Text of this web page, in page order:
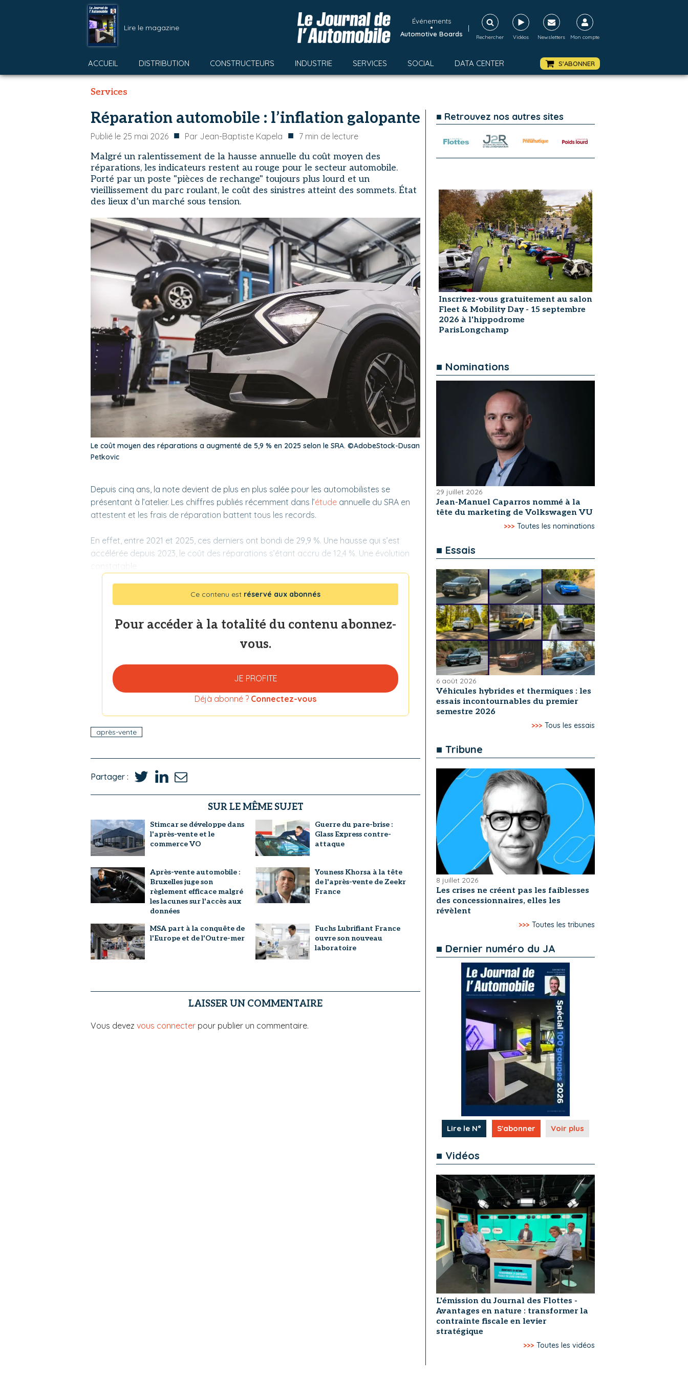
Lire le magazine
Événements
•
Automotive Boards
|
Rechercher Vidéos Newsletters Mon compte
ACCUEIL DISTRIBUTION CONSTRUCTEURS INDUSTRIE SERVICES SOCIAL DATA CENTER S'ABONNER
Services
Réparation automobile : l’inflation galopante
Publié le 25 mai 2026 ■ Par Jean-Baptiste Kapela ■ 7 min de lecture
Malgré un ralentissement de la hausse annuelle du coût moyen des
réparations, les indicateurs restent au rouge pour le secteur automobile.
Porté par un poste "pièces de rechange" toujours plus lourd et un
vieillissement du parc roulant, le coût des sinistres atteint des sommets. État
des lieux d’un marché sous tension.
Le coût moyen des réparations a augmenté de 5,9 % en 2025 selon le SRA. ©AdobeStock-Dusan
Petkovic
Depuis cinq ans, la note devient de plus en plus salée pour les automobilistes se
présentant à l’atelier. Les chiffres publiés récemment dans l’étude annuelle du SRA en
attestent et les frais de réparation battent tous les records.
En effet, entre 2021 et 2025, ces derniers ont bondi de 29,9 %. Une hausse qui s’est
accélérée depuis 2023, le coût des réparations s’étant accru de 12,4 %. Une évolution
Ce contenu est réservé aux abonnés
Pour accéder à la totalité du contenu abonnez-
vous.
JE PROFITE
Déjà abonné ? Connectez-vous
après-vente
Partager :
SUR LE MÊME SUJET
Stimcar se développe dans
l'après-vente et le
commerce VO
Guerre du pare-brise :
Glass Express contre-
attaque
Après-vente automobile :
Bruxelles juge son
règlement efficace malgré
les lacunes sur l'accès aux
données
Youness Khorsa à la tête
de l'après-vente de Zeekr
France
MSA part à la conquête de
l'Europe et de l'Outre-mer
Fuchs Lubrifiant France
ouvre son nouveau
laboratoire
LAISSER UN COMMENTAIRE
Vous devez vous connecter pour publier un commentaire.
■ Retrouvez nos autres sites
Inscrivez-vous gratuitement au salon
Fleet & Mobility Day - 15 septembre
2026 à l'hippodrome
ParisLongchamp
■ Nominations
29 juillet 2026
Jean-Manuel Caparros nommé à la
tête du marketing de Volkswagen VU
>>> Toutes les nominations
■ Essais
6 août 2026
Véhicules hybrides et thermiques : les
essais incontournables du premier
semestre 2026
>>> Tous les essais
■ Tribune
8 juillet 2026
Les crises ne créent pas les faiblesses
des concessionnaires, elles les
révèlent
>>> Toutes les tribunes
■ Dernier numéro du JA
Lire le N° S'abonner Voir plus
■ Vidéos
L'émission du Journal des Flottes -
Avantages en nature : transformer la
contrainte fiscale en levier
stratégique
>>> Toutes les vidéos